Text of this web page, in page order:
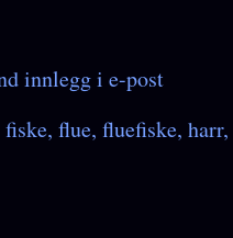
innlegg i e-post
fiske flue fluefiske harr